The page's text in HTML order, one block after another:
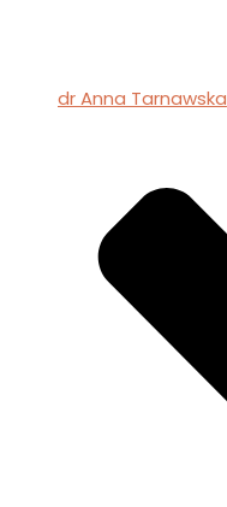
dr Anna Tarnawska